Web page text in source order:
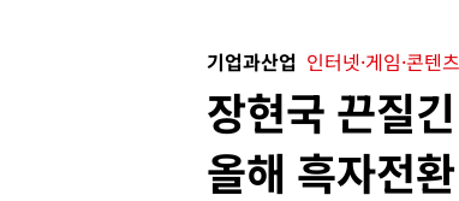
기업과산업 인터넷·게임·콘텐츠
장현국 끈질
올해 흑자전